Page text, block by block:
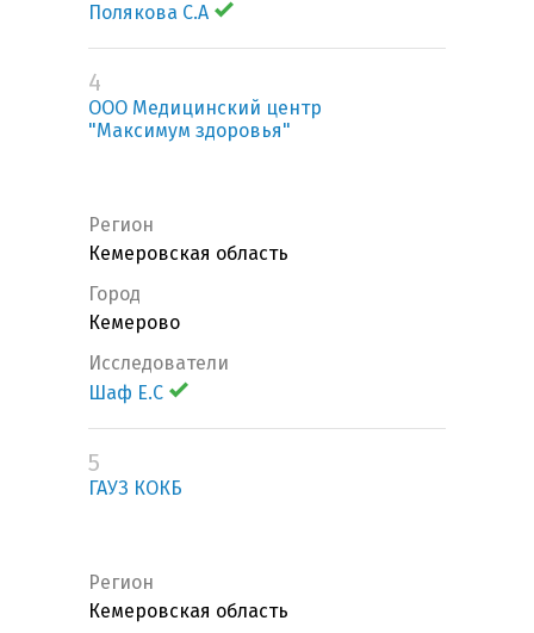
Полякова С.А
4
ООО Медицинский центр
"Максимум здоровья"
Регион
Кемеровская область
Город
Кемерово
Исследователи
Шаф Е.С
5
ГАУЗ КОКБ
Регион
Кемеровская область